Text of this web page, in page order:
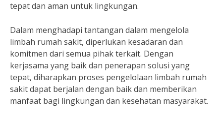
tepat dan aman untuk lingkungan.
Dalam menghadapi tantangan dalam mengelola
limbah rumah sakit, diperlukan kesadaran dan
komitmen dari semua pihak terkait. Dengan
kerjasama yang baik dan penerapan solusi yang
tepat, diharapkan proses pengelolaan limbah rumah
sakit dapat berjalan dengan baik dan memberikan
manfaat bagi lingkungan dan kesehatan masyarakat.